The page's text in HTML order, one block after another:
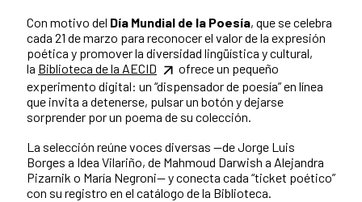
Con motivo del Día Mundial de la Poesía, que se celebra
cada 21 de marzo para reconocer el valor de la expresión
poética y promover la diversidad lingüística y cultural,
la Biblioteca de la AECID
ofrece un pequeño
experimento digital: un “dispensador de poesía” en línea
que invita a detenerse, pulsar un botón y dejarse
sorprender por un poema de su colección.
La selección reúne voces diversas —de Jorge Luis
Borges a Idea Vilariño, de Mahmoud Darwish a Alejandra
Pizarnik o María Negroni— y conecta cada “ticket poético”
con su registro en el catálogo de la Biblioteca.